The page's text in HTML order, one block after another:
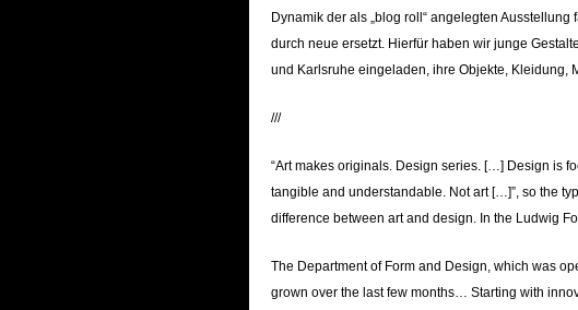
Dynamik der als „blog roll“ angelegten
durch neue ersetzt. Hierfür haben wir junge
und Karlsruhe eingeladen, ihre Objekte, Kleidung,
///
“Art makes originals. Design series. […] Design is
tangible and understandable. Not art […]”, so the
difference between art and design. In the Ludwig
The Department of Form and Design, which was
grown over the last few months… Starting with